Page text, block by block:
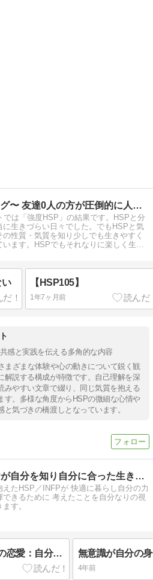
〜ＨSPブログ〜 友達0人の方が圧倒的に人生が楽しい
では「強度HSP」の結果です。HSPと分
に生きづらい日々でした。でもHSPと気
性質・気質を知り少しでも生きやすく
ます。HSPでもそれなりに楽しく生き
い 【HSP105】
1年7ヶ月前
感と実践を伝える多角的な内容
まざまな体験や心の動きについて鋭く観
解説する構成が特徴です。自己理解を深
みやすい文章で綴り、同じ気質を抱える
す。多様な角度からHSPの微細な心情や
気づきの橋渡しとなっています。
HSP／INFPが自分を知り自分に合った生き方を探すブログ
えたHSP／INFPが 快適に暮らし自分の力
できるために 考えたことを自分なりの視
す。
【ブログのご感想】INFPの恋愛：自分を受け入れることを忘れずに！
4年前